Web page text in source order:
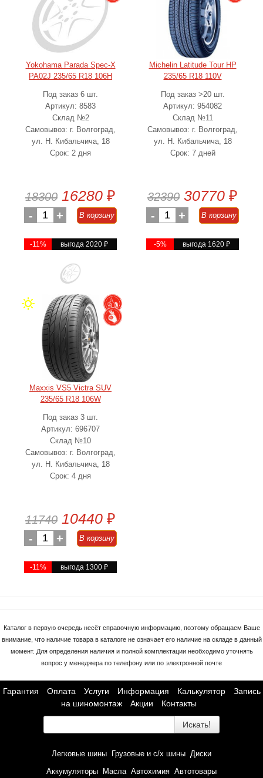
Yokohama Parada Spec-X
PA02J 235/65 R18 106H
Под заказ 6 шт.
Артикул: 8583
Склад №2
Самовывоз: г. Волгоград,
ул. Н. Кибальчича, 18
Срок: 2 дня
18300 16280 ₽
- 1 + В корзину
-11% выгода 2020₽
Michelin Latitude Tour HP
235/65 R18 110V
Под заказ >20 шт.
Артикул: 954082
Склад №11
Самовывоз: г. Волгоград,
ул. Н. Кибальчича, 18
Срок: 7 дней
32390 30770 ₽
- 1 + В корзину
-5% выгода 1620₽
Maxxis VS5 Victra SUV
235/65 R18 106W
Под заказ 3 шт.
Артикул: 696707
Склад №10
Самовывоз: г. Волгоград,
ул. Н. Кибальчича, 18
Срок: 4 дня
11740 10440 ₽
- 1 + В корзину
-11% выгода 1300₽
Каталог в первую очередь несёт справочную информацию, поэтому обращаем Ваше
внимание, что наличие товара в каталоге не означает его наличие на складе в данный
момент. Для определения наличия и полной комплектации необходимо уточнять
вопрос у менеджера по телефону или по электронной почте
Гарантия Оплата Услуги Информация Калькулятор
Запись
на шиномонтаж
Акции Контакты
Искать!
Легковые шины Грузовые и с/х шины Диски
Аккумуляторы Масла Автохимия Автотовары